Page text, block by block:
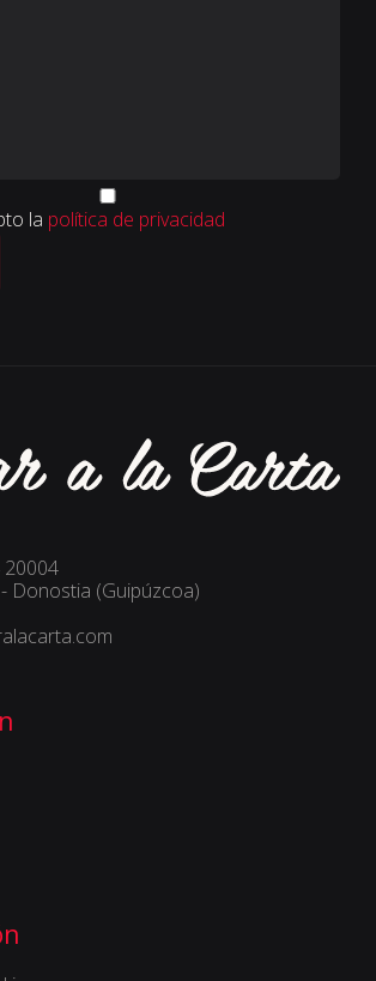
la política de privacidad
20004
Donostia (Guipúzcoa)